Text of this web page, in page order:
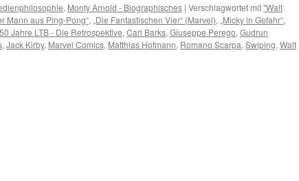
, Monty Arnold - Biographisches | Verschlagwortet mit"Walt
Mann aus Ping-Pong“, „Die Fantastischen Vier“ (Marvel), „Micky in Gefahr“,
50 Jahre LTB - Die Retrospektive, Carl Barks, Giuseppe Perego, Gudrun
, Jack Kirby, Marvel Comics, Matthias Hofmann, Romano Scarpa, Swiping, Walt